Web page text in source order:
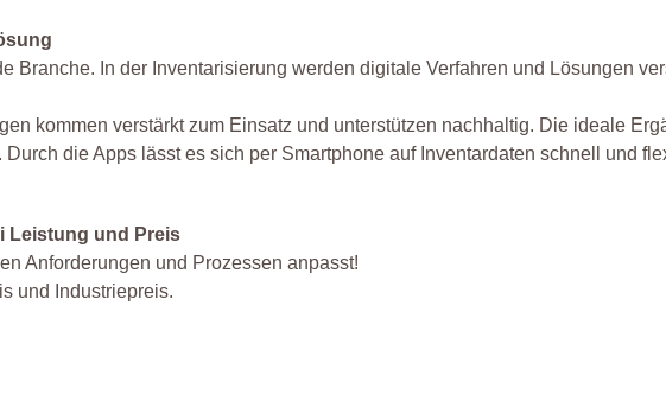
Branche. In der Inventarisierung werden digitale Verfahren und Lösungen
kommen verstärkt zum Einsatz und unterstützen nachhaltig. Die ideale
die Apps lässt es sich per Smartphone auf Inventardaten schnell und
Leistung und Preis
Anforderungen und Prozessen anpasst!
und Industriepreis.